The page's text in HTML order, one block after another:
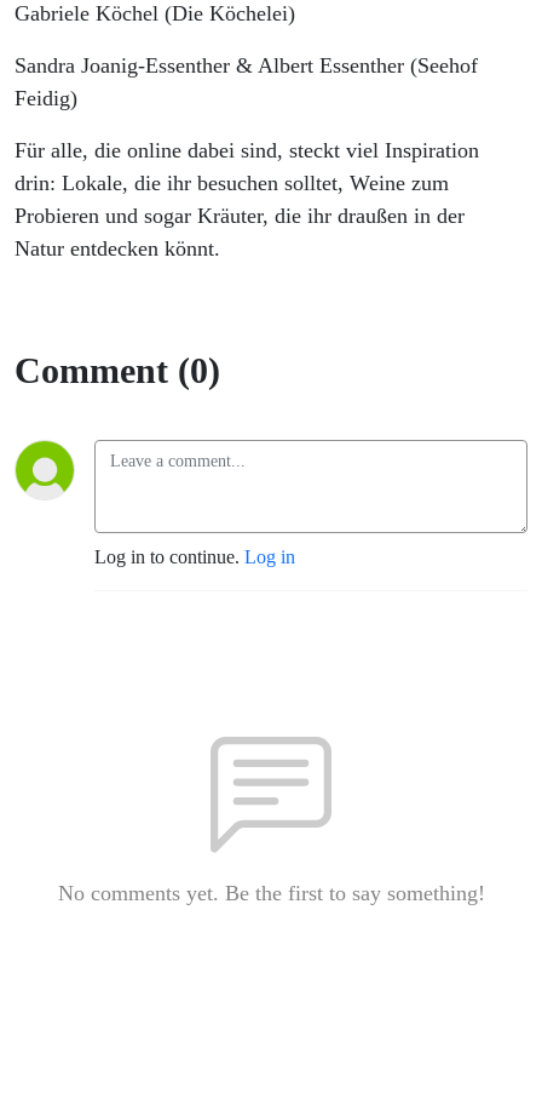
Gabriele Köchel (Die Köchelei)
Sandra Joanig-Essenther & Albert Essenther (Seehof
Feidig)
Für alle, die online dabei sind, steckt viel Inspiration
drin: Lokale, die ihr besuchen solltet, Weine zum
Probieren und sogar Kräuter, die ihr draußen in der
Natur entdecken könnt.
Comment (0)
Log in to continue. Log in
No comments yet. Be the first to say something!